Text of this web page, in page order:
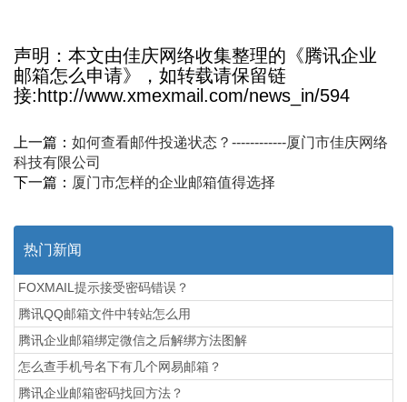
声明：本文由佳庆网络收集整理的《腾讯企业
邮箱怎么申请》，如转载请保留链
接:http://www.xmexmail.com/news_in/594
上一篇： 如何查看邮件投递状态？------------厦门市佳庆网络
科技有限公司
下一篇： 厦门市怎样的企业邮箱值得选择
热门新闻
FOXMAIL提示接受密码错误？
腾讯QQ邮箱文件中转站怎么用
腾讯企业邮箱绑定微信之后解绑方法图解
怎么查手机号名下有几个网易邮箱？
腾讯企业邮箱密码找回方法？